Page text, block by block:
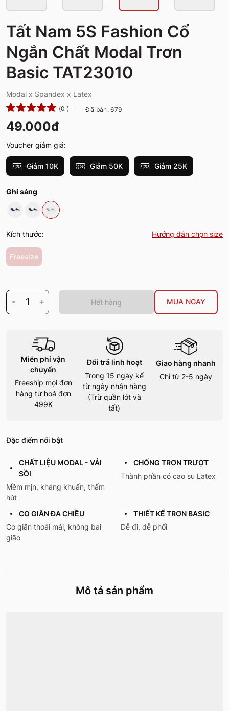
Tất Nam 5S Fashion Cổ
Ngắn Chất Modal Trơn
Basic TAT23010
Modal x Spandex x Latex
(0 ) Đã bán: 679
49.000đ
Voucher giảm giá:
Giảm 10K Giảm 50K Giảm 25K
Ghi sáng
Kích thước: Hướng dẫn chọn size
Freesize
- 1 + Hết hàng MUA NGAY
Miễn phí vận
chuyển
Freeship mọi đơn
hàng từ hoá đơn
499K
Đổi trả linh hoạt
Trong 15 ngày kể
từ ngày nhận hàng
(Trừ quần lót và
tất)
Giao hàng nhanh
Chỉ từ 2-5 ngày
Đặc điểm nổi bật
CHẤT LIỆU MODAL - VẢI
SỒI
Mềm mịn, kháng khuẩn, thấm
hút
CHỐNG TRƠN TRƯỢT
Thành phần có cao su Latex
CO GIÃN ĐA CHIỀU
Co giãn thoải mái, không bai
gião
THIẾT KẾ TRƠN BASIC
Dễ đi, dễ phối
Mô tả sản phẩm